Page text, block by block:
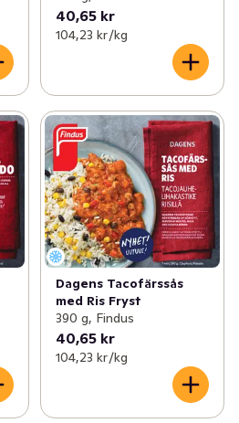
40,65 kr
104,23 kr /kg
Dagens Tacofärssås
med Ris Fryst
390 g, Findus
40,65 kr
104,23 kr /kg